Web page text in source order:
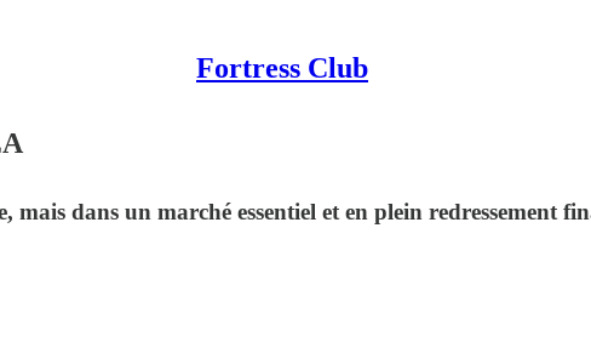
Fortress Club
dans un marché essentiel et en plein redressement